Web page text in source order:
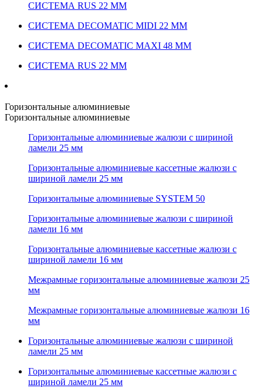
СИСТЕМА RUS 22 ММ
СИСТЕМА DECOMATIC MIDI 22 ММ
СИСТЕМА DECOMATIC MAXI 48 ММ
СИСТЕМА RUS 22 ММ
Горизонтальные алюминиевые
Горизонтальные алюминиевые
Горизонтальные алюминиевые жалюзи с шириной
ламели 25 мм
Горизонтальные алюминиевые кассетные жалюзи с
шириной ламели 25 мм
Горизонтальные алюминиевые SYSTEM 50
Горизонтальные алюминиевые жалюзи с шириной
ламели 16 мм
Горизонтальные алюминиевые кассетные жалюзи с
шириной ламели 16 мм
Межрамные горизонтальные алюминиевые жалюзи 25
мм
Межрамные горизонтальные алюминиевые жалюзи 16
мм
Горизонтальные алюминиевые жалюзи с шириной
ламели 25 мм
Горизонтальные алюминиевые кассетные жалюзи с
шириной ламели 25 мм